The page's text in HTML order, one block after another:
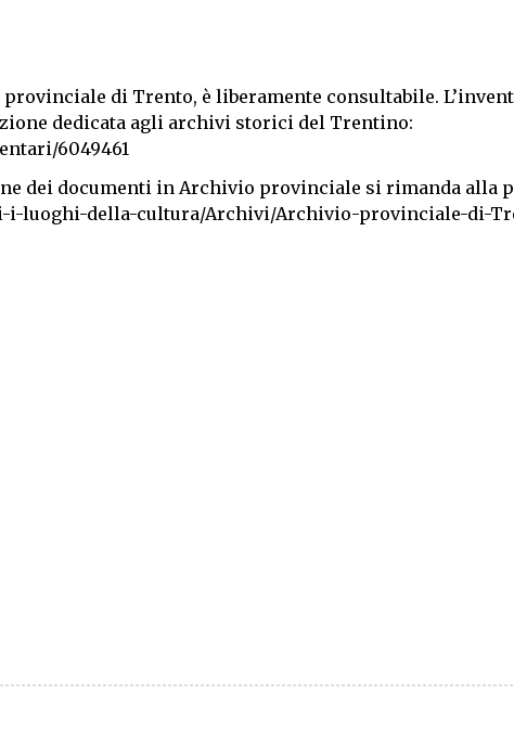
di Trento, è liberamente consultabile.
dedicata agli archivi storici del Trentino:
6049461
dei documenti in Archivio provinciale si rimanda alla
luoghi-della-cultura/Archivi/Archivio-provinciale-di-